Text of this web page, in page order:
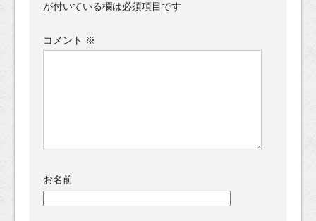
が付いている欄は必須項目です
コメント ※
お名前